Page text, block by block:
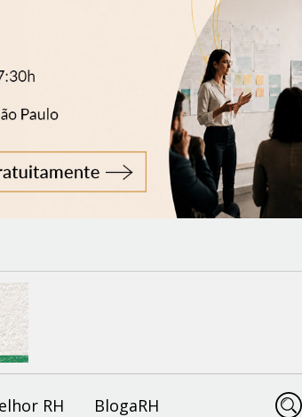
RH BlogaRH